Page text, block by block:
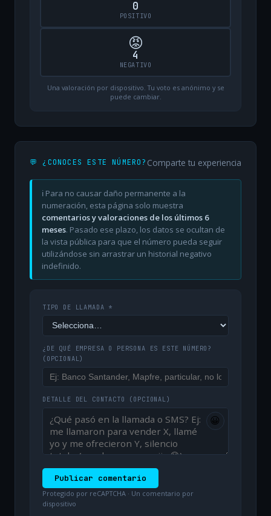
0
POSITIVO
😡
4
NEGATIVO
Una valoración por dispositivo. Tu voto es anónimo y se
puede cambiar.
💬 ¿CONOCES ESTE NÚMERO? Comparte tu experiencia
ℹ️ Para no causar daño permanente a la
numeración, esta página solo muestra
comentarios y valoraciones de los últimos 6
meses. Pasado ese plazo, los datos se ocultan de
la vista pública para que el número pueda seguir
utilizándose sin arrastrar un historial negativo
indefinido.
TIPO DE LLAMADA *
¿DE QUÉ EMPRESA O PERSONA ES ESTE NÚMERO?
(OPCIONAL)
DETALLE DEL CONTACTO (OPCIONAL)
😀
Publicar comentario
Protegido por reCAPTCHA · Un comentario por
dispositivo